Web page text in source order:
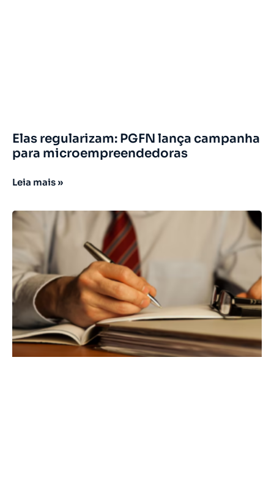
Elas regularizam: PGFN lança campanha
para microempreendedoras
Leia mais »